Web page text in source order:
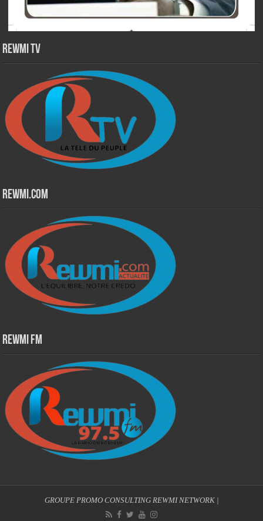
Rewmi TV
Rewmi.Com
Rewmi Fm
GROUPE PROMO CONSULTING REWMI NETWORK|